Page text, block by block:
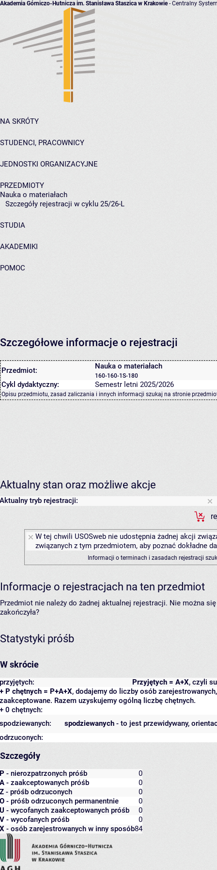
Akademia Górniczo-Hutnicza im. Stanisława Staszica w Krakowie- Centralny
NA SKRÓTY
STUDENCI, PRACOWNICY
JEDNOSTKI ORGANIZACYJNE
PRZEDMIOTY
Nauka o materiałach
Szczegóły rejestracji w cyklu 25/26-L
STUDIA
AKADEMIKI
POMOC
Szczegółowe informacje o rejestracji
Przedmiot: Nauka o materiałach
160-160-1S-180
Cykl dydaktyczny: Semestr letni 2025/2026
Opisu przedmiotu, zasad zaliczania i innych informacji szukaj na stronie
Aktualny stan oraz możliwe akcje
Aktualny tryb rejestracji:
W tej chwili USOSweb nie udostępnia żadnej akcji
związanych z tym przedmiotem, aby poznać dokładne
Informacji o terminach i zasadach rejestracji
Informacje o rejestracjach na ten przedmiot
Przedmiot nie należy do żadnej aktualnej rejestracji. Nie można
zakończyła?
Statystyki próśb
W skrócie
Przyjętych = A+X, czyli
przyjętych:
+ P chętnych = P+A+X, dodajemy do liczby osób
zaakceptowane. Razem uzyskujemy ogólną liczbę chętnych.
+ 0 chętnych:
spodziewanych - to jest przewidywany,
spodziewanych:
odrzuconych:
Szczegóły
P - nierozpatrzonych próśb
0
A - zaakceptowanych próśb
0
Z - próśb odrzuconych
0
O - próśb odrzuconych permanentnie
0
U - wycofanych zaakceptowanych próśb
0
V - wycofanych próśb
0
X - osób zarejestrowanych w inny sposób84